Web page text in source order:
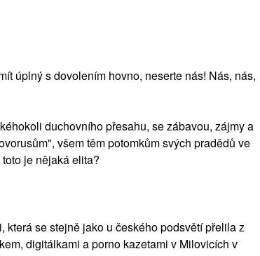
úplný s dovolením hovno, neserte nás! Nás, nás,
duchovního přesahu, se zábavou, zájmy a
všem těm potomkům svých pradědů ve
je nějaká elita?
která se stejně jako u českého podsvětí přelila z
digitálkami a porno kazetami v Milovicích v